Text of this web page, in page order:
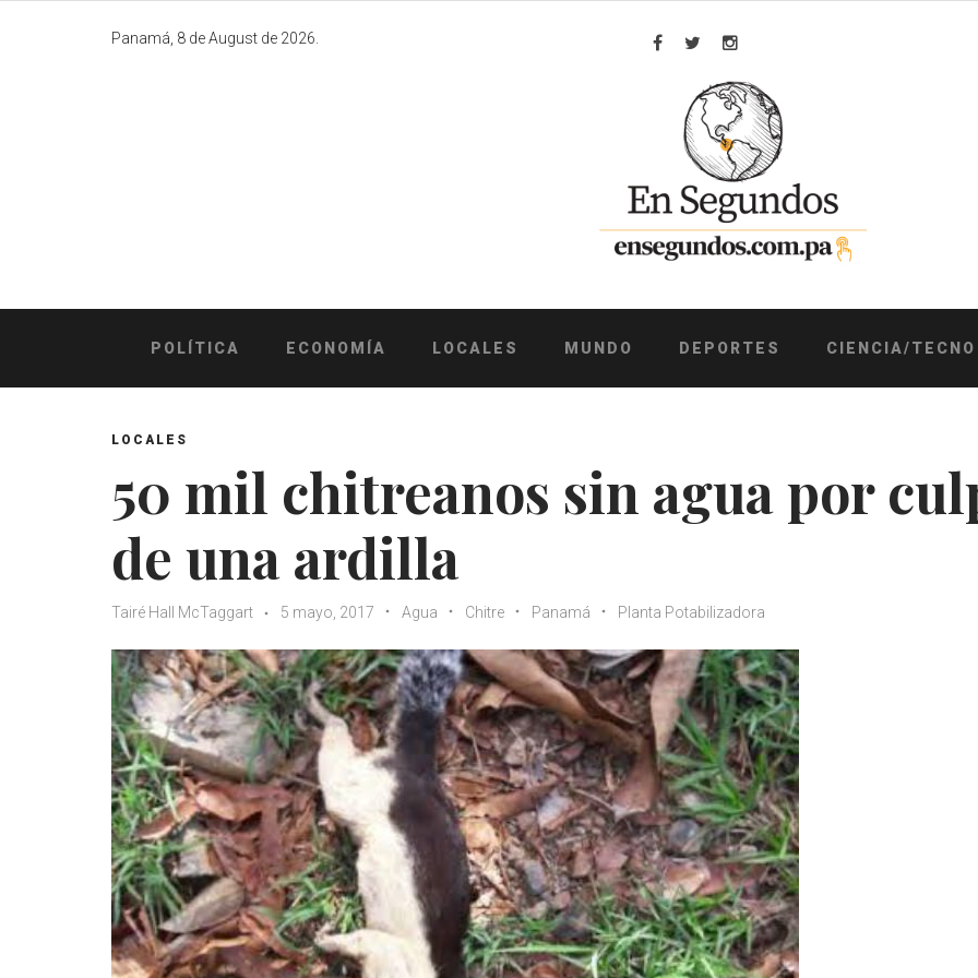
Panamá, 8 de August de 2026.
Facebook
TwitterInstagram
POLÍTICA ECONOMÍA LOCALES MUNDO DEPORTES CIENCIA/TECNO
LOCALES
50 mil chitreanos sin agua por
de una ardilla
Tairé Hall McTaggart 5 mayo, 2017 Agua Chitre Panamá Planta Potabilizadora